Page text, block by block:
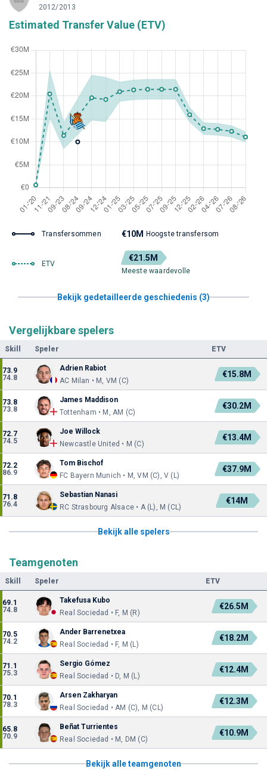
2012/2013
Estimated Transfer Value (ETV)
Transfersommen €10M Hoogste transfersom
ETV
€21.5M
Meeste waardevolle
Bekijk gedetailleerde geschiedenis (3)
Vergelijkbare spelers
Skill Speler ETV
73.9
74.8
Adrien Rabiot
AC Milan • M, VM (C)
€15.8M
73.8
73.8
James Maddison
Tottenham • M, AM (C)
€30.2M
72.7
74.5
Joe Willock
Newcastle United • M (C)
€13.4M
72.2
86.9
Tom Bischof
FC Bayern Munich • M, VM (C), V (L)
€37.9M
71.8
76.4
Sebastian Nanasi
RC Strasbourg Alsace • A (L), M (CL)
€14M
Bekijk alle spelers
Teamgenoten
Skill Speler ETV
69.1
74.8
Takefusa Kubo
Real Sociedad • F, M (R)
€26.5M
70.5
74.2
Ander Barrenetxea
Real Sociedad • F, M (L)
€18.2M
71.1
75.3
Sergio Gómez
Real Sociedad • D, M (L)
€12.4M
70.1
78.3
Arsen Zakharyan
Real Sociedad • AM (C), M (CL)
€12.3M
65.8
70.9
Beñat Turrientes
Real Sociedad • M, DM (C)
€10.9M
Bekijk alle teamgenoten